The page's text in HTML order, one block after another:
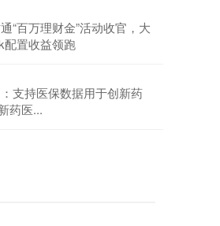
“百万理财金”活动收官，大
配置收益领跑
支持医保数据用于创新药
药医...